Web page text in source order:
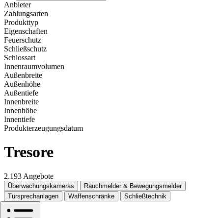
Anbieter
Zahlungsarten
Produkttyp
Eigenschaften
Feuerschutz
Schließschutz
Schlossart
Innenraumvolumen
Außenbreite
Außenhöhe
Außentiefe
Innenbreite
Innenhöhe
Innentiefe
Produkterzeugungsdatum
Tresore
2.193 Angebote
Überwachungskameras
Rauchmelder & Bewegungsmelder
Türsprechanlagen
Waffenschränke Schließtechnik